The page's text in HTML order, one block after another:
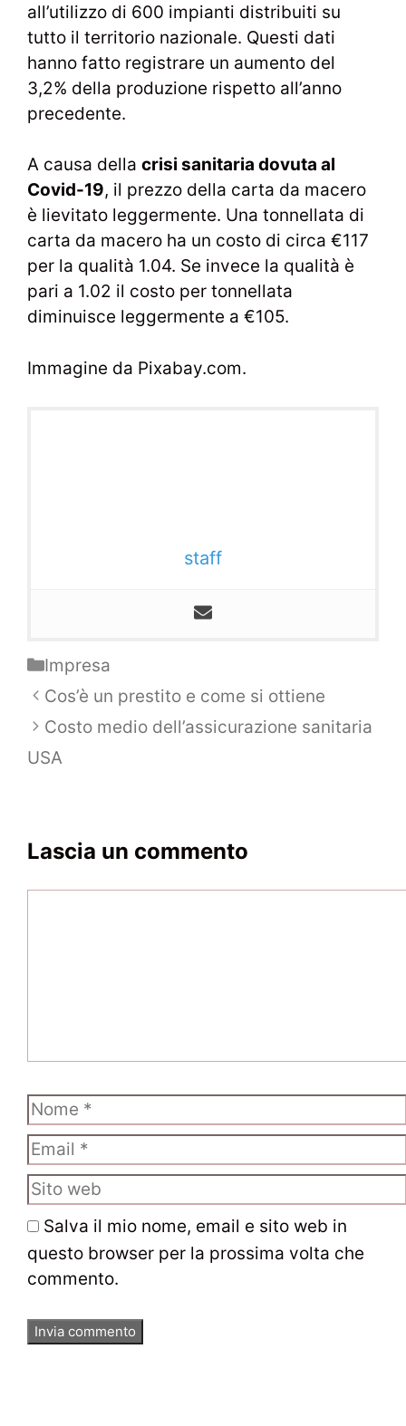
all’utilizzo di 600 impianti distribuiti su
tutto il territorio nazionale. Questi dati
hanno fatto registrare un aumento del
3,2% della produzione rispetto all’anno
precedente.
A causa della crisi sanitaria dovuta al
Covid-19, il prezzo della carta da macero
è lievitato leggermente. Una tonnellata di
carta da macero ha un costo di circa €117
per la qualità 1.04. Se invece la qualità è
pari a 1.02 il costo per tonnellata
diminuisce leggermente a €105.
Immagine da Pixabay.com.
staff
Categorie
Impresa
Navigazione
articolo
Cos’è un prestito e come si ottiene
Costo medio dell’assicurazione sanitaria
USA
Lascia un commento
Nome
Email
Sito
web
Salva il mio nome, email e sito web in
questo browser per la prossima volta che
commento.